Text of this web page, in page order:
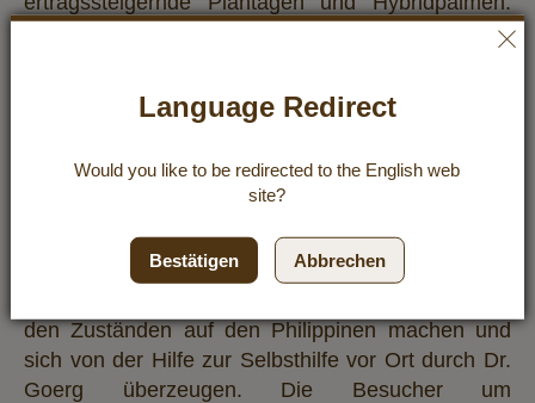
„Urwaldrodung ist für Dr. Goerg absolut
gegenüber seinen Zuhörern. Für die Premium Bio-
Kokosprodukte wird demnach kein einziger
kamen die Besucher in den Genuss eines
eigens initiierten Hilfsprojekte unter dem treffenden
Namen ‚Fair Trade for Fair Life‘. Über dieses
den Zuständen auf den Philippinen machen und
sich von der Hilfe zur Selbsthilfe vor Ort durch Dr.
Goerg überzeugen. Die Besucher um
Language Redirect
Would you like to be redirected to the English web
site?
Bestätigen Abbrechen